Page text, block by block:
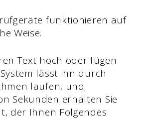
funktionieren auf
Weise.
Text hoch oder fügen
lässt ihn durch
laufen, und
Sekunden erhalten Sie
der Ihnen Folgendes